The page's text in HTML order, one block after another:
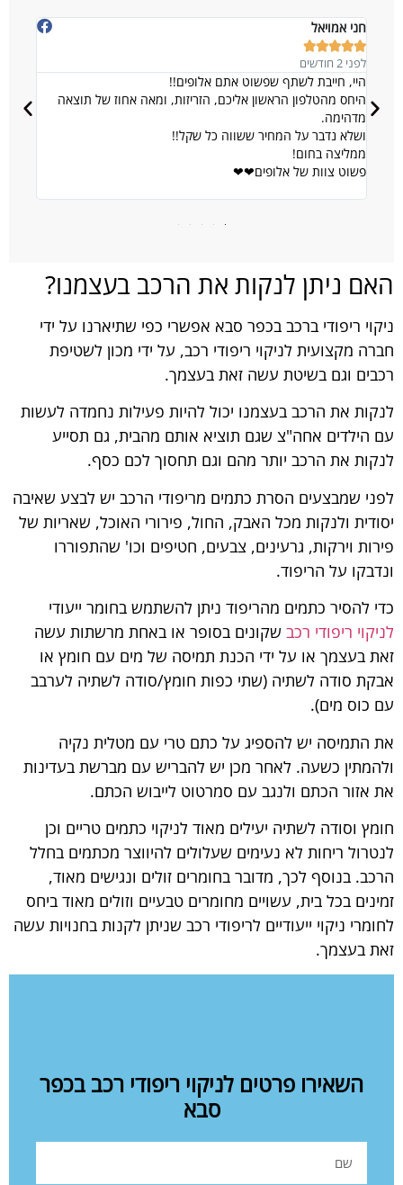
חני אמויאל





לפני 2 חודשים
היי, חייבת לשתף שפשוט אתם אלופים!!
היחס מהטלפון הראשון אליכם, הזריזות, ומאה אחוז של תוצאה
מדהימה.
ושלא נדבר על המחיר ששווה כל שקל!!
ממליצה בחום!
פשוט צוות של אלופים❤❤
האם ניתן לנקות את הרכב בעצמנו?
ניקוי ריפודי ברכב בכפר סבא אפשרי כפי שתיארנו על ידי
חברה מקצועית לניקוי ריפודי רכב, על ידי מכון לשטיפת
רכבים וגם בשיטת עשה זאת בעצמך.
לנקות את הרכב בעצמנו יכול להיות פעילות נחמדה לעשות
עם הילדים אחה"צ שגם תוציא אותם מהבית, גם תסייע
לנקות את הרכב יותר מהם וגם תחסוך לכם כסף.
לפני שמבצעים הסרת כתמים מריפודי הרכב יש לבצע שאיבה
יסודית ולנקות מכל האבק, החול, פירורי האוכל, שאריות של
פירות וירקות, גרעינים, צבעים, חטיפים וכו' שהתפוררו
ונדבקו על הריפוד.
כדי להסיר כתמים מהריפוד ניתן להשתמש בחומר ייעודי
לניקוי ריפודי רכבשקונים בסופר או באחת מרשתות עשה
זאת בעצמך או על ידי הכנת תמיסה של מים עם חומץ או
אבקת סודה לשתיה (שתי כפות חומץ/סודה לשתיה לערבב
עם כוס מים).
את התמיסה יש להספיג על כתם טרי עם מטלית נקיה
ולהמתין כשעה. לאחר מכן יש להבריש עם מברשת בעדינות
את אזור הכתם ולנגב עם סמרטוט לייבוש הכתם.
חומץ וסודה לשתיה יעילים מאוד לניקוי כתמים טריים וכן
לנטרול ריחות לא נעימים שעלולים להיווצר מכתמים בחלל
הרכב. בנוסף לכך, מדובר בחומרים זולים ונגישים מאוד,
זמינים בכל בית, עשויים מחומרים טבעיים וזולים מאוד ביחס
לחומרי ניקוי ייעודיים לריפודי רכב שניתן לקנות בחנויות עשה
זאת בעצמך.
השאירו פרטים לניקוי ריפודי רכב בכפר
סבא